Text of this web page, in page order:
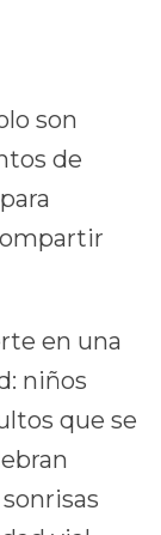
son
de
en una
niños
que se